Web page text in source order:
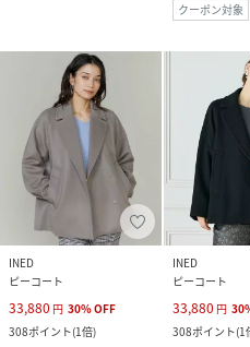
クーポン対象
INED
ピーコート
33,880 円 30%OFF
308ポイント(1倍)
INED
ピーコート
33,880 円 30
308ポイント(1